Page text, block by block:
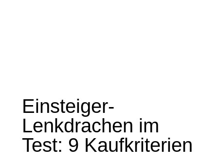
Einsteiger-
Lenkdrachen im
Test: 9 Kaufkriterien